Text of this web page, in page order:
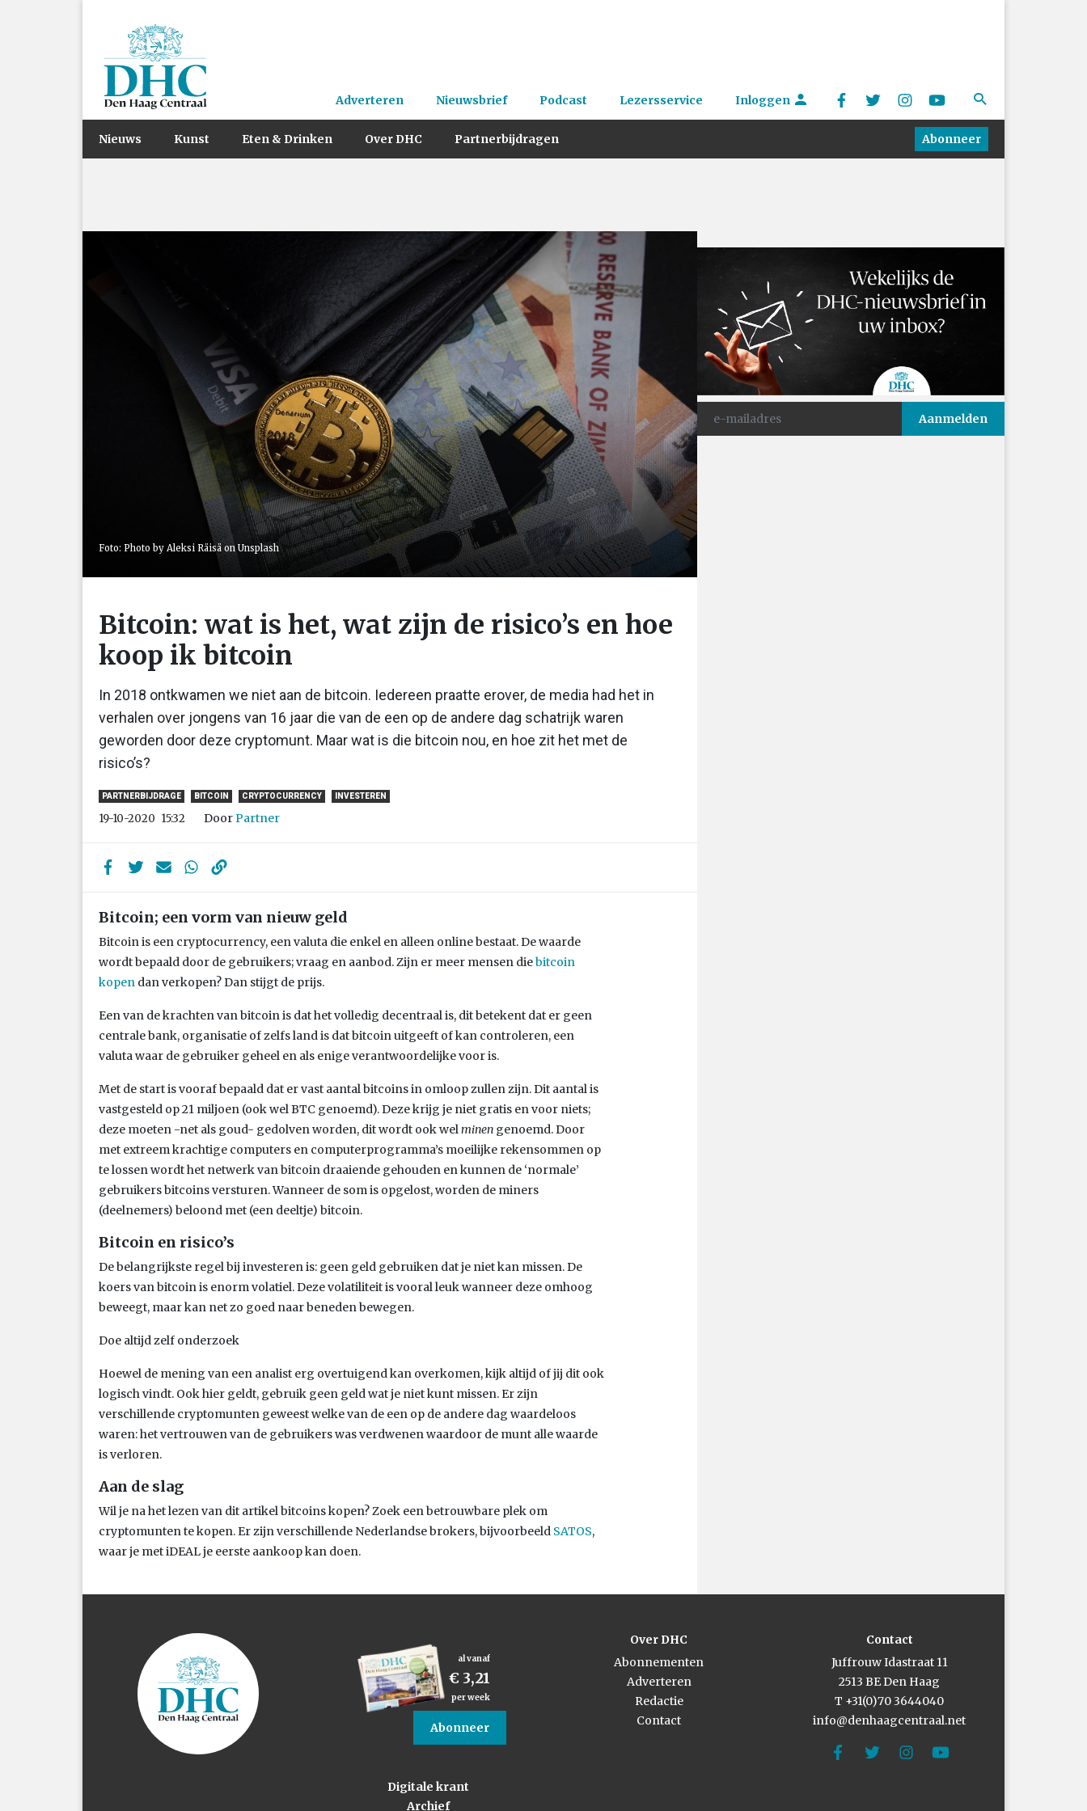
Adverteren Nieuwsbrief Podcast Lezersservice Inloggen
Nieuws Kunst Eten & Drinken Over DHC Partnerbijdragen Abonneer
Foto: Photo by Aleksi Räisä on Unsplash
Bitcoin: wat is het, wat zijn de risico’s en hoe
koop ik bitcoin
In 2018 ontkwamen we niet aan de bitcoin. Iedereen praatte erover, de media had het in
verhalen over jongens van 16 jaar die van de een op de andere dag schatrijk waren
geworden door deze cryptomunt. Maar wat is die bitcoin nou, en hoe zit het met de
risico’s?
PARTNERBIJDRAGE BITCOIN CRYPTOCURRENCY INVESTEREN
19-10-2020 15:32 Door Partner
Bitcoin; een vorm van nieuw geld
Bitcoin is een cryptocurrency, een valuta die enkel en alleen online bestaat. De waarde
wordt bepaald door de gebruikers; vraag en aanbod. Zijn er meer mensen diebitcoin
kopen dan verkopen? Dan stijgt de prijs.
Een van de krachten van bitcoin is dat het volledig decentraal is, dit betekent dat er geen
centrale bank, organisatie of zelfs land is dat bitcoin uitgeeft of kan controleren, een
valuta waar de gebruiker geheel en als enige verantwoordelijke voor is.
Met de start is vooraf bepaald dat er vast aantal bitcoins in omloop zullen zijn. Dit aantal is
vastgesteld op 21 miljoen (ook wel BTC genoemd). Deze krijg je niet gratis en voor niets;
deze moeten -net als goud- gedolven worden, dit wordt ook wel minen genoemd. Door
met extreem krachtige computers en computerprogramma’s moeilijke rekensommen op
te lossen wordt het netwerk van bitcoin draaiende gehouden en kunnen de ‘normale’
gebruikers bitcoins versturen. Wanneer de som is opgelost, worden de miners
(deelnemers) beloond met (een deeltje) bitcoin.
Bitcoin en risico’s
De belangrijkste regel bij investeren is: geen geld gebruiken dat je niet kan missen. De
koers van bitcoin is enorm volatiel. Deze volatiliteit is vooral leuk wanneer deze omhoog
beweegt, maar kan net zo goed naar beneden bewegen.
Doe altijd zelf onderzoek
Hoewel de mening van een analist erg overtuigend kan overkomen, kijk altijd of jij dit ook
logisch vindt. Ook hier geldt, gebruik geen geld wat je niet kunt missen. Er zijn
verschillende cryptomunten geweest welke van de een op de andere dag waardeloos
waren: het vertrouwen van de gebruikers was verdwenen waardoor de munt alle waarde
is verloren.
Aan de slag
Wil je na het lezen van dit artikel bitcoins kopen? Zoek een betrouwbare plek om
cryptomunten te kopen. Er zijn verschillende Nederlandse brokers, bijvoorbeeld SATOS,
waar je met iDEAL je eerste aankoop kan doen.
al vanaf
€ 3,21
per week
Abonneer
Digitale krant
Archief
Over DHC
Abonnementen
Adverteren
Redactie
Contact
Contact
Juffrouw Idastraat 11
2513 BE Den Haag
T +31(0)70 3644040
info@denhaagcentraal.net